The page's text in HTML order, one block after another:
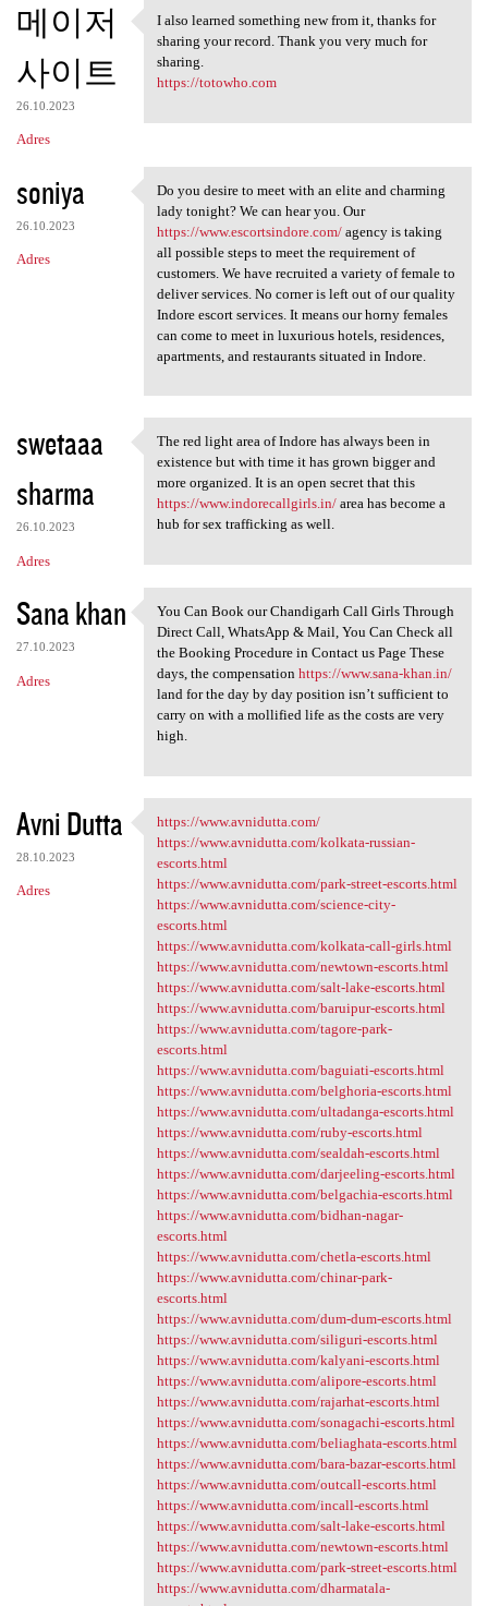
메이저
사이트
26.10.2023
Adres
I also learned something new
I also learned something new from it, thanks for
sharing your record. Thank you very much for
sharing.
https://totowho.com
soniya
26.10.2023
Adres
Do you desire to meet with an
Do you desire to meet with an elite and charming
lady tonight? We can hear you. Our
https://www.escortsindore.com/agency is taking
all possible steps to meet the requirement of
customers. We have recruited a variety of female to
deliver services. No corner is left out of our quality
Indore escort services. It means our horny females
can come to meet in luxurious hotels, residences,
apartments, and restaurants situated in Indore.
swetaaa
sharma
26.10.2023
Adres
The red light area of Indore
The red light area of Indore has always been in
existence but with time it has grown bigger and
more organized. It is an open secret that this
https://www.indorecallgirls.in/area has become a
hub for sex trafficking as well.
Sana khan
27.10.2023
Adres
You Can Book our Chandigarh
You Can Book our Chandigarh Call Girls Through
Direct Call, WhatsApp & Mail, You Can Check all
the Booking Procedure in Contact us Page These
days, the compensation https://www.sana-khan.in/
land for the day by day position isn’t sufficient to
carry on with a mollified life as the costs are very
high.
Avni Dutta
28.10.2023
Adres
https://www.avnidutta.com/
https://www.avnidutta.com/
https://www.avnidutta.com/kolkata-russian-
escorts.html
https://www.avnidutta.com/park-street-escorts.html
https://www.avnidutta.com/science-city-
escorts.html
https://www.avnidutta.com/kolkata-call-girls.html
https://www.avnidutta.com/newtown-escorts.html
https://www.avnidutta.com/salt-lake-escorts.html
https://www.avnidutta.com/baruipur-escorts.html
https://www.avnidutta.com/tagore-park-
escorts.html
https://www.avnidutta.com/baguiati-escorts.html
https://www.avnidutta.com/belghoria-escorts.html
https://www.avnidutta.com/ultadanga-escorts.html
https://www.avnidutta.com/ruby-escorts.html
https://www.avnidutta.com/sealdah-escorts.html
https://www.avnidutta.com/darjeeling-escorts.html
https://www.avnidutta.com/belgachia-escorts.html
https://www.avnidutta.com/bidhan-nagar-
escorts.html
https://www.avnidutta.com/chetla-escorts.html
https://www.avnidutta.com/chinar-park-
escorts.html
https://www.avnidutta.com/dum-dum-escorts.html
https://www.avnidutta.com/siliguri-escorts.html
https://www.avnidutta.com/kalyani-escorts.html
https://www.avnidutta.com/alipore-escorts.html
https://www.avnidutta.com/rajarhat-escorts.html
https://www.avnidutta.com/sonagachi-escorts.html
https://www.avnidutta.com/beliaghata-escorts.html
https://www.avnidutta.com/bara-bazar-escorts.html
https://www.avnidutta.com/outcall-escorts.html
https://www.avnidutta.com/incall-escorts.html
https://www.avnidutta.com/salt-lake-escorts.html
https://www.avnidutta.com/newtown-escorts.html
https://www.avnidutta.com/park-street-escorts.html
https://www.avnidutta.com/dharmatala-